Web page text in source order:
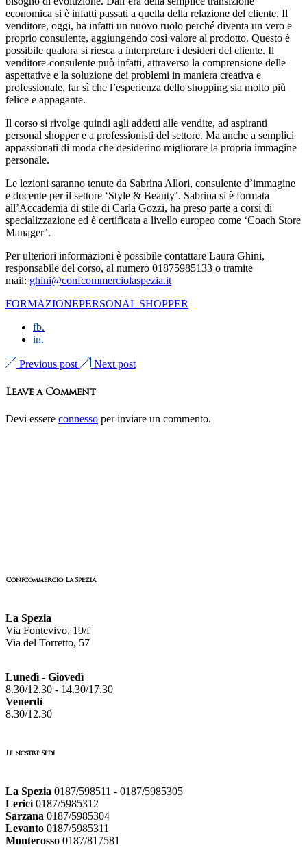
economica si è infatti passati a quella della relazione del cliente. Il
venditore, oggi, ha infatti un nuovo ruolo perché diventa un vero e
proprio consulente, aggiungendo così valore al prodotto. Questo è
possibile qualora si riesca a interpretare i desideri del cliente. Il
venditore-consulente può infatti, attraverso la comprensione delle
aspettative e la soluzione dei problemi in maniera creativa e
professionale, far sì che l’esperienza dello shopping sia molto più
felice e appagante.
Il corso si rivolge quindi agli addetti alle vendite, ad aspiranti
personal shopper e a professionisti del settore. Ma anche a semplici
appassionati di moda che desiderino migliorare la propria immagine
personale.
Le lezioni saranno tenute da Sabrina Allori, consulente d’immagine
e docente per il settore ‘Style & Beauty’. Sabrina si è formata
all’Accademia di stile di Carla Gozzi, ha preso parte a corsi di
specializzazione ed è certificata a livello europeo come ‘Coach Store
Manager’.
Per ulteriori informazioni è possibile contattare Laura Ghini,
responsabile del corso, al numero 01875985133 o tramite
mail: ghini@confcommerciolaspezia.it
FORMAZIONEPERSONAL SHOPPER
fb.
in.
Previous post Next post
Leave a Comment
Devi essere connesso per inviare un commento.
Confcommercio La Spezia
La Spezia
Via Fontevivo, 19/f
Via del Torretto, 57
Lunedì - Giovedì
8.30/12.30 - 14.30/17.30
Venerdì
8.30/12.30
Le nostre Sedi
La Spezia 0187/598511 - 0187/5985305
Lerici 0187/5985312
Sarzana 0187/5985304
Levanto 0187/5985311
Monterosso 0187/817581